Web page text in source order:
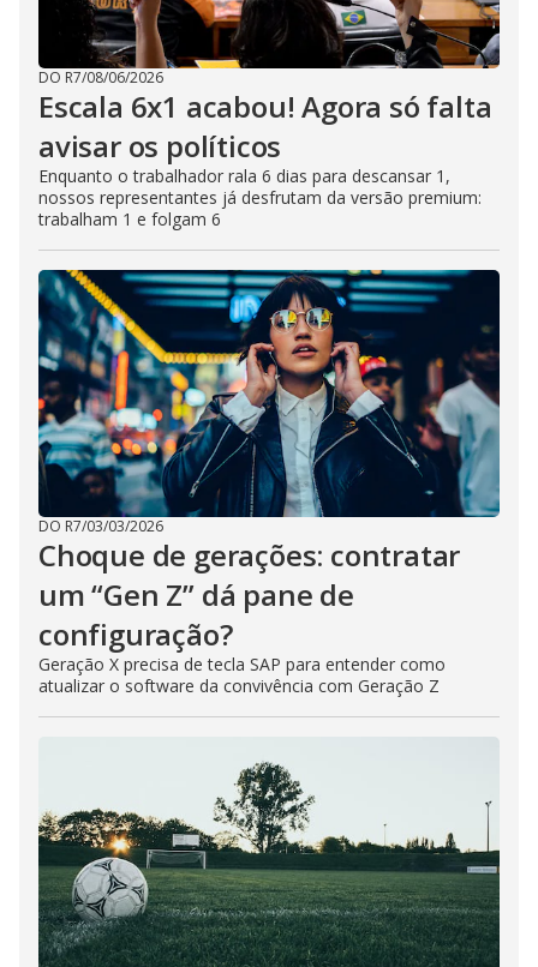
DO R7/08/06/2026
Escala 6x1 acabou! Agora só falta
avisar os políticos
Enquanto o trabalhador rala 6 dias para descansar 1,
nossos representantes já desfrutam da versão premium:
trabalham 1 e folgam 6
DO R7/03/03/2026
Choque de gerações: contratar
um “Gen Z” dá pane de
configuração?
Geração X precisa de tecla SAP para entender como
atualizar o software da convivência com Geração Z